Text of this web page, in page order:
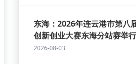
东海：2026年连云港市第八
创新创业大赛东海分站赛举行
2026-08-03